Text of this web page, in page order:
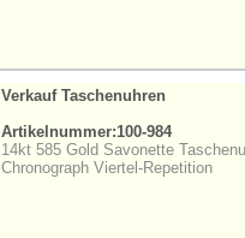
Verkauf Taschenuhren
Artikelnummer:100-984
14kt 585 Gold Savonette
Chronograph Viertel-Repetition